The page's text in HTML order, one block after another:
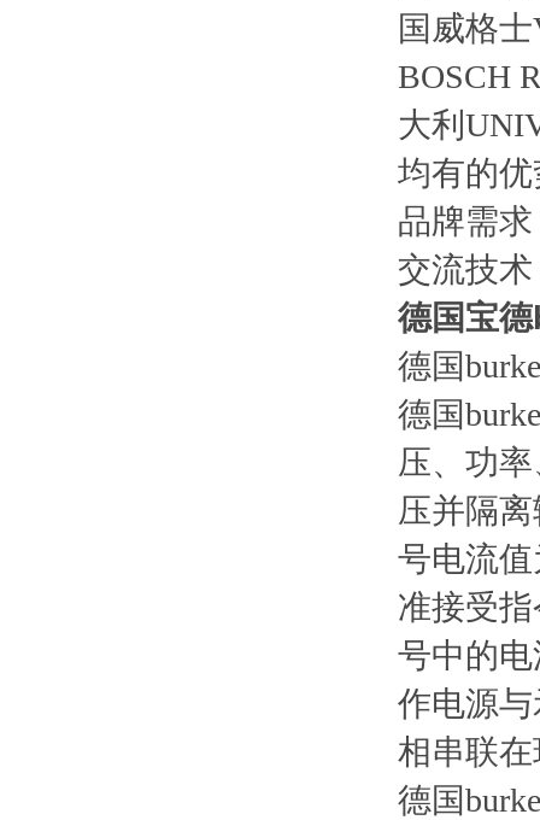
国威格
BOSCH
大利
均有的
品牌需
交流技
德国宝
德国
德国
压、功
压并隔
号电流
准接受
号中的
作电源
相串联
德国